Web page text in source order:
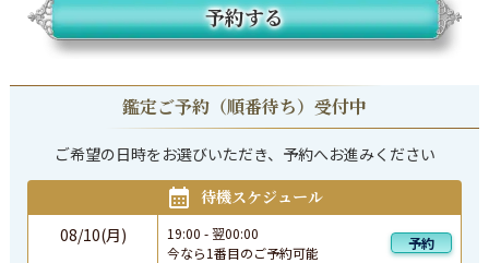
予約する
鑑定ご予約（順番待ち）受付中
ご希望の日時をお選びいただき、予約へお進みください
待機スケジュール
08/10(月)
19:00 -翌00:00
今なら1番目のご予約可能
予約